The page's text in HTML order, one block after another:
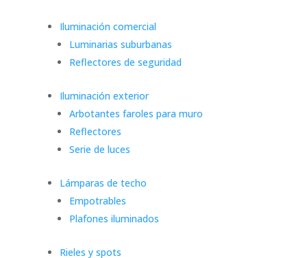
Iluminación comercial
Luminarias suburbanas
Reflectores de seguridad
Iluminación exterior
Arbotantes faroles para muro
Reflectores
Serie de luces
Lámparas de techo
Empotrables
Plafones iluminados
Rieles y spots